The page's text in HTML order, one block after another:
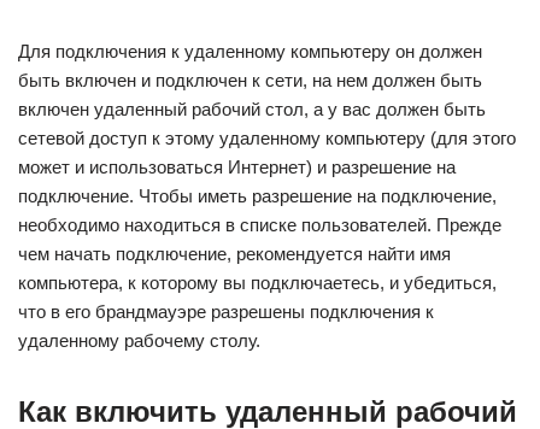
Для подключения к удаленному компьютеру он должен
быть включен и подключен к сети, на нем должен быть
включен удаленный рабочий стол, а у вас должен быть
сетевой доступ к этому удаленному компьютеру (для этого
может и использоваться Интернет) и разрешение на
подключение. Чтобы иметь разрешение на подключение,
необходимо находиться в списке пользователей. Прежде
чем начать подключение, рекомендуется найти имя
компьютера, к которому вы подключаетесь, и убедиться,
что в его брандмауэре разрешены подключения к
удаленному рабочему столу.
Как включить удаленный рабочий